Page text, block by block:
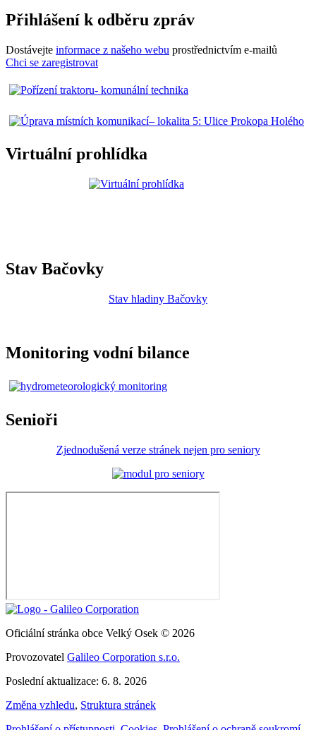
Přihlášení k odběru zpráv
Dostávejte informace z našeho webu prostřednictvím e-mailů
Chci se zaregistrovat
Virtuální prohlídka
Stav Bačovky
Stav hladiny Bačovky
Monitoring vodní bilance
Senioři
Zjednodušená verze stránek nejen pro seniory
Oficiální stránka obce Velký Osek © 2026
Provozovatel Galileo Corporation s.r.o.
Poslední aktualizace: 6. 8. 2026
Změna vzhledu, Struktura stránek